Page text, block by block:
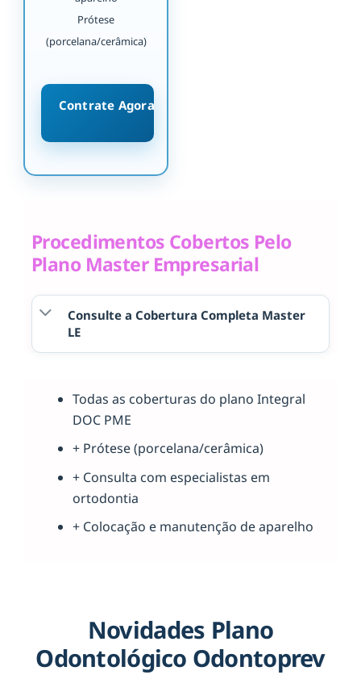
Prótese
(porcelana/cerâmica)
Contrate Agora
Procedimentos Cobertos Pelo
Plano Master Empresarial
Consulte a Cobertura Completa Master
LE
Todas as coberturas do plano Integral
DOC PME
+ Prótese (porcelana/cerâmica)
+ Consulta com especialistas em
ortodontia
+ Colocação e manutenção de aparelho
Novidades Plano
Odontológico Odontoprev